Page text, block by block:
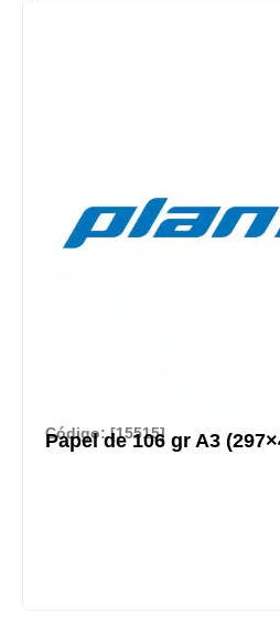
Código: [15515]
Papel de 106 gr A3